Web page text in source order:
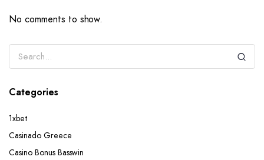
No comments to show.
Categories
1xbet
Casinado Greece
Casino Bonus Basswin